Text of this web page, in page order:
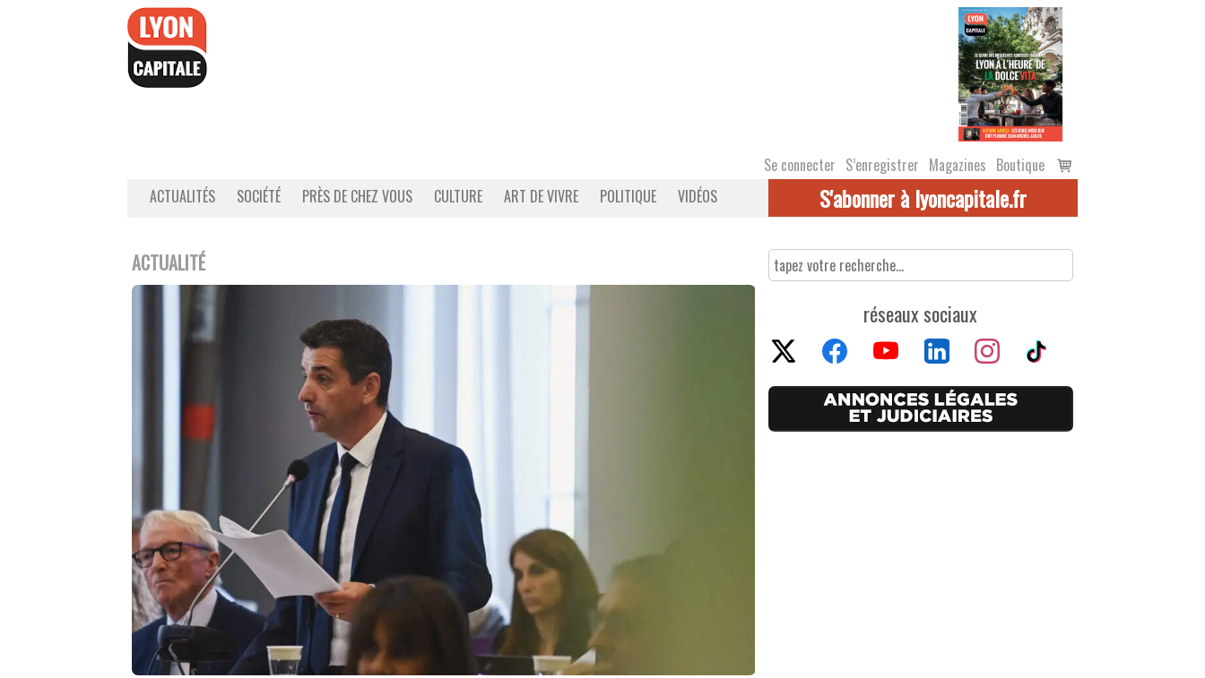
Se connecter S’enregistrer Magazines Boutique
Voir
le
ACTUALITÉS SOCIÉTÉ PRÈS DE CHEZ VOUS CULTURE ART DE VIVRE POLITIQUE VIDÉOS S'abonner à lyoncapitale.fr
ACTUALITÉ
réseaux sociaux